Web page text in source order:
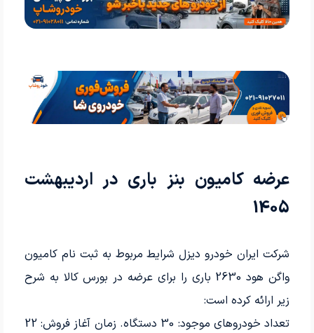
عرضه کامیون بنز باری در اردیبهشت
1405
شرکت ایران خودرو دیزل شرایط مربوط به ثبت نام کامیون
واگن هود 2630 باری را برای عرضه در بورس کالا به شرح
زیر ارائه کرده است:
تعداد خودروهای موجود: 30 دستگاه. زمان آغاز فروش: 22